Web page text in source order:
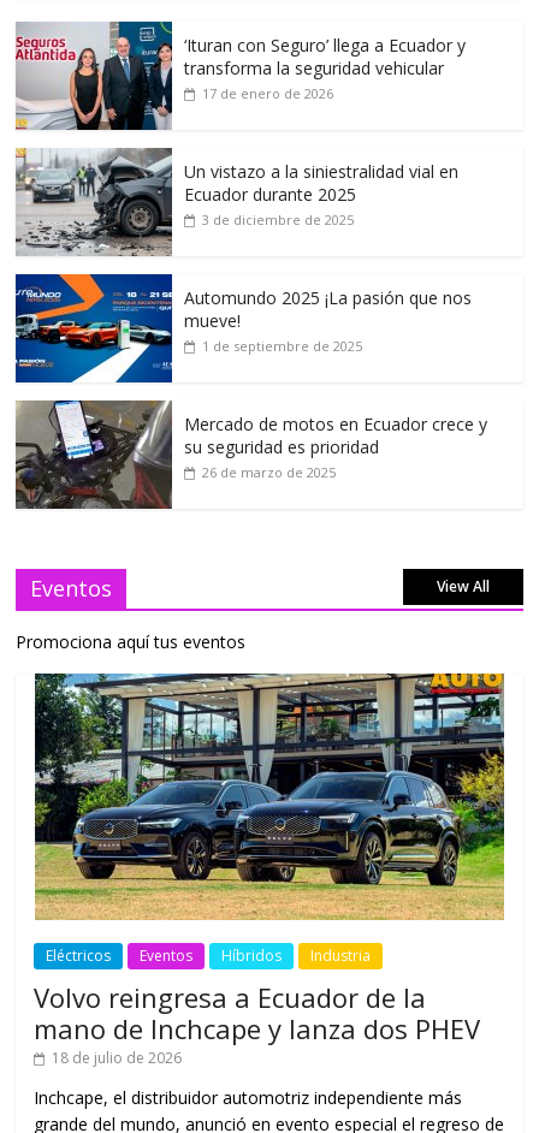
‘Ituran con Seguro’ llega a Ecuador y
transforma la seguridad vehicular
17 de enero de 2026
Un vistazo a la siniestralidad vial en
Ecuador durante 2025
3 de diciembre de 2025
Automundo 2025 ¡La pasión que nos
mueve!
1 de septiembre de 2025
Mercado de motos en Ecuador crece y
su seguridad es prioridad
26 de marzo de 2025
Eventos View All
Promociona aquí tus eventos
Eléctricos Eventos Híbridos Industria
Volvo reingresa a Ecuador de la
mano de Inchcape y lanza dos PHEV
18 de julio de 2026
Inchcape, el distribuidor automotriz independiente más
grande del mundo, anunció en evento especial el regreso de